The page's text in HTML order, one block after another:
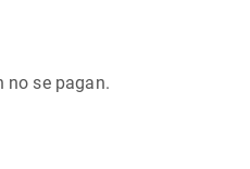
no se pagan.